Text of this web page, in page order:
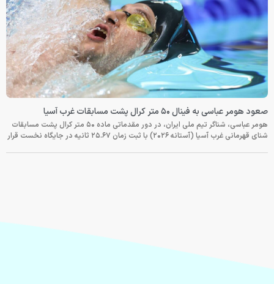
صعود هومر عباسی به فینال ۵۰ متر کرال پشت مسابقات غرب آسیا
هومر عباسی، شناگر تیم ملی ایران، در دور مقدماتی ماده ۵۰ متر کرال پشت مسابقات
شنای قهرمانی غرب آسیا (آستانه ۲۰۲۶) با ثبت زمان ۲۵.۶۷ ثانیه در جایگاه نخست قرار